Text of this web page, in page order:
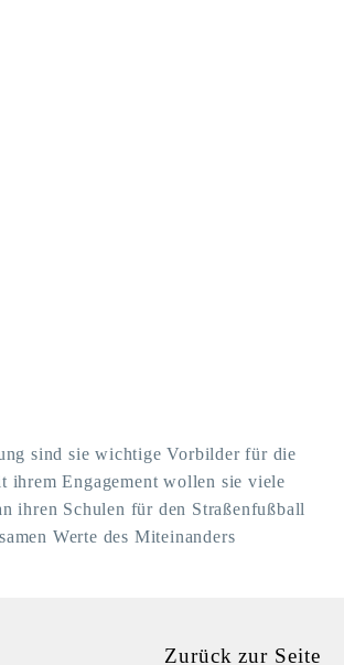
sind sie wichtige Vorbilder für die
ihrem Engagement wollen sie viele
ihren Schulen für den Straßenfußball
Werte des Miteinanders
Zurückzur Seite